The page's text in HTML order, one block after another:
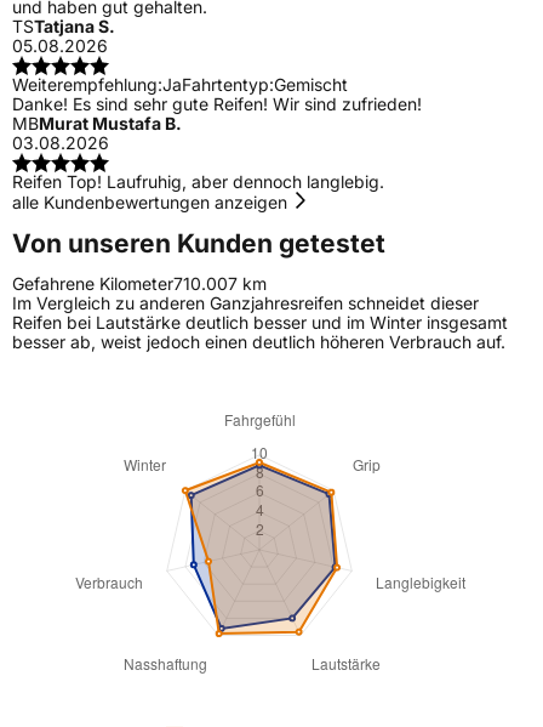
und haben gut gehalten.
TSTatjana S.
05.08.2026
Weiterempfehlung:JaFahrtentyp:Gemischt
Danke! Es sind sehr gute Reifen! Wir sind zufrieden!
MBMurat Mustafa B.
03.08.2026
Reifen Top! Laufruhig, aber dennoch langlebig.
alle Kundenbewertungen anzeigen
Von unseren Kunden getestet
Gefahrene Kilometer710.007 km
Im Vergleich zu anderen Ganzjahresreifen schneidet dieser
Reifen bei Lautstärke deutlich besser und im Winter insgesamt
besser ab, weist jedoch einen deutlich höheren Verbrauch auf.